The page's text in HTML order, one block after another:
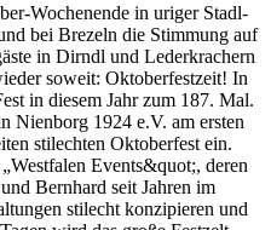
Wochenende in uriger Stadl-
bei Brezeln die Stimmung auf
in Dirndl und Lederkrachern
soweit: Oktoberfestzeit! In
in diesem Jahr zum 187. Mal.
Nienborg 1924 e.V. am ersten
stilechten Oktoberfest ein.
Events&quot;, deren
Bernhard seit Jahren im
stilecht konzipieren und